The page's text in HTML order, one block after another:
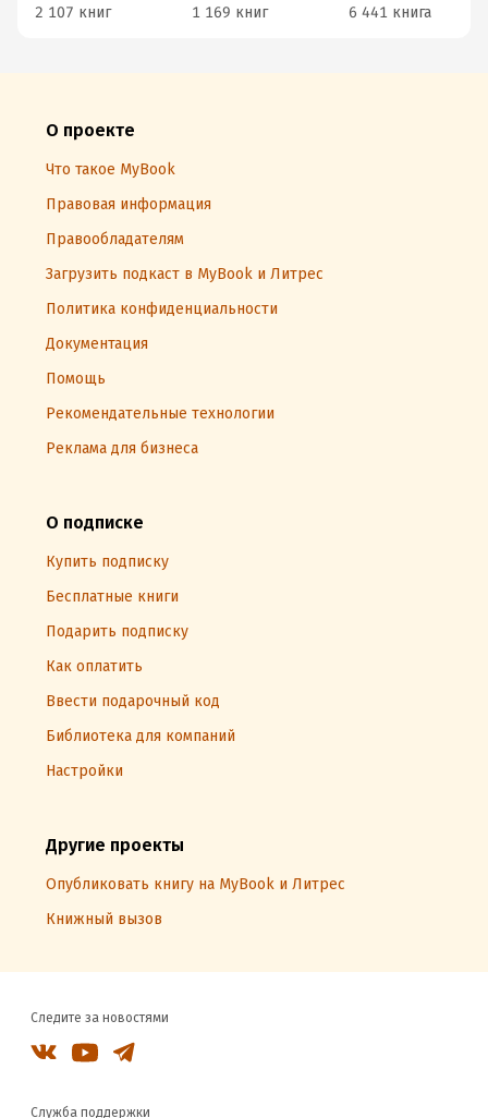
2 107 книг 1 169 книг 6 441 книга
О проекте
Что такое MyBook
Правовая информация
Правообладателям
Загрузить подкаст в MyBook и Литрес
Политика конфиденциальности
Документация
Помощь
Рекомендательные технологии
Реклама для бизнеса
О подписке
Купить подписку
Бесплатные книги
Подарить подписку
Как оплатить
Ввести подарочный код
Библиотека для компаний
Настройки
Другие проекты
Опубликовать книгу на MyBook и Литрес
Книжный вызов
Следите за новостями
Служба поддержки